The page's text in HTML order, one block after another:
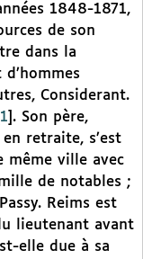
1848-1871,
de son
dans la
Considerant.
1 . Son père,
retraite, s’est
même ville avec
de notables ;
Reims est
lieutenant avant
elle due à sa